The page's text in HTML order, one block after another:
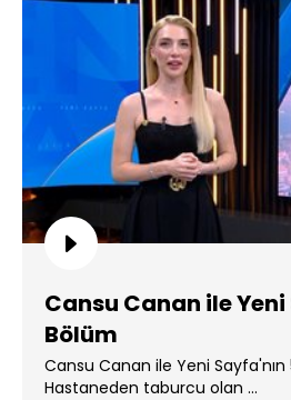
Cansu Canan ile
Bölüm
Cansu Canan ile Yeni
Hastaneden taburcu olan ...